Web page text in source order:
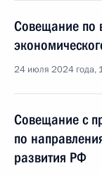
Совещание по
24 июля 2024 года,
Совещание с
по
развития РФ